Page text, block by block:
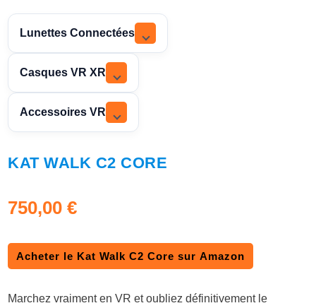
Lunettes Connectées
Casques VR XR
Accessoires VR
KAT WALK C2 CORE
750,00€
Acheter le Kat Walk C2 Core sur Amazon
Marchez vraiment en VR et oubliez définitivement le